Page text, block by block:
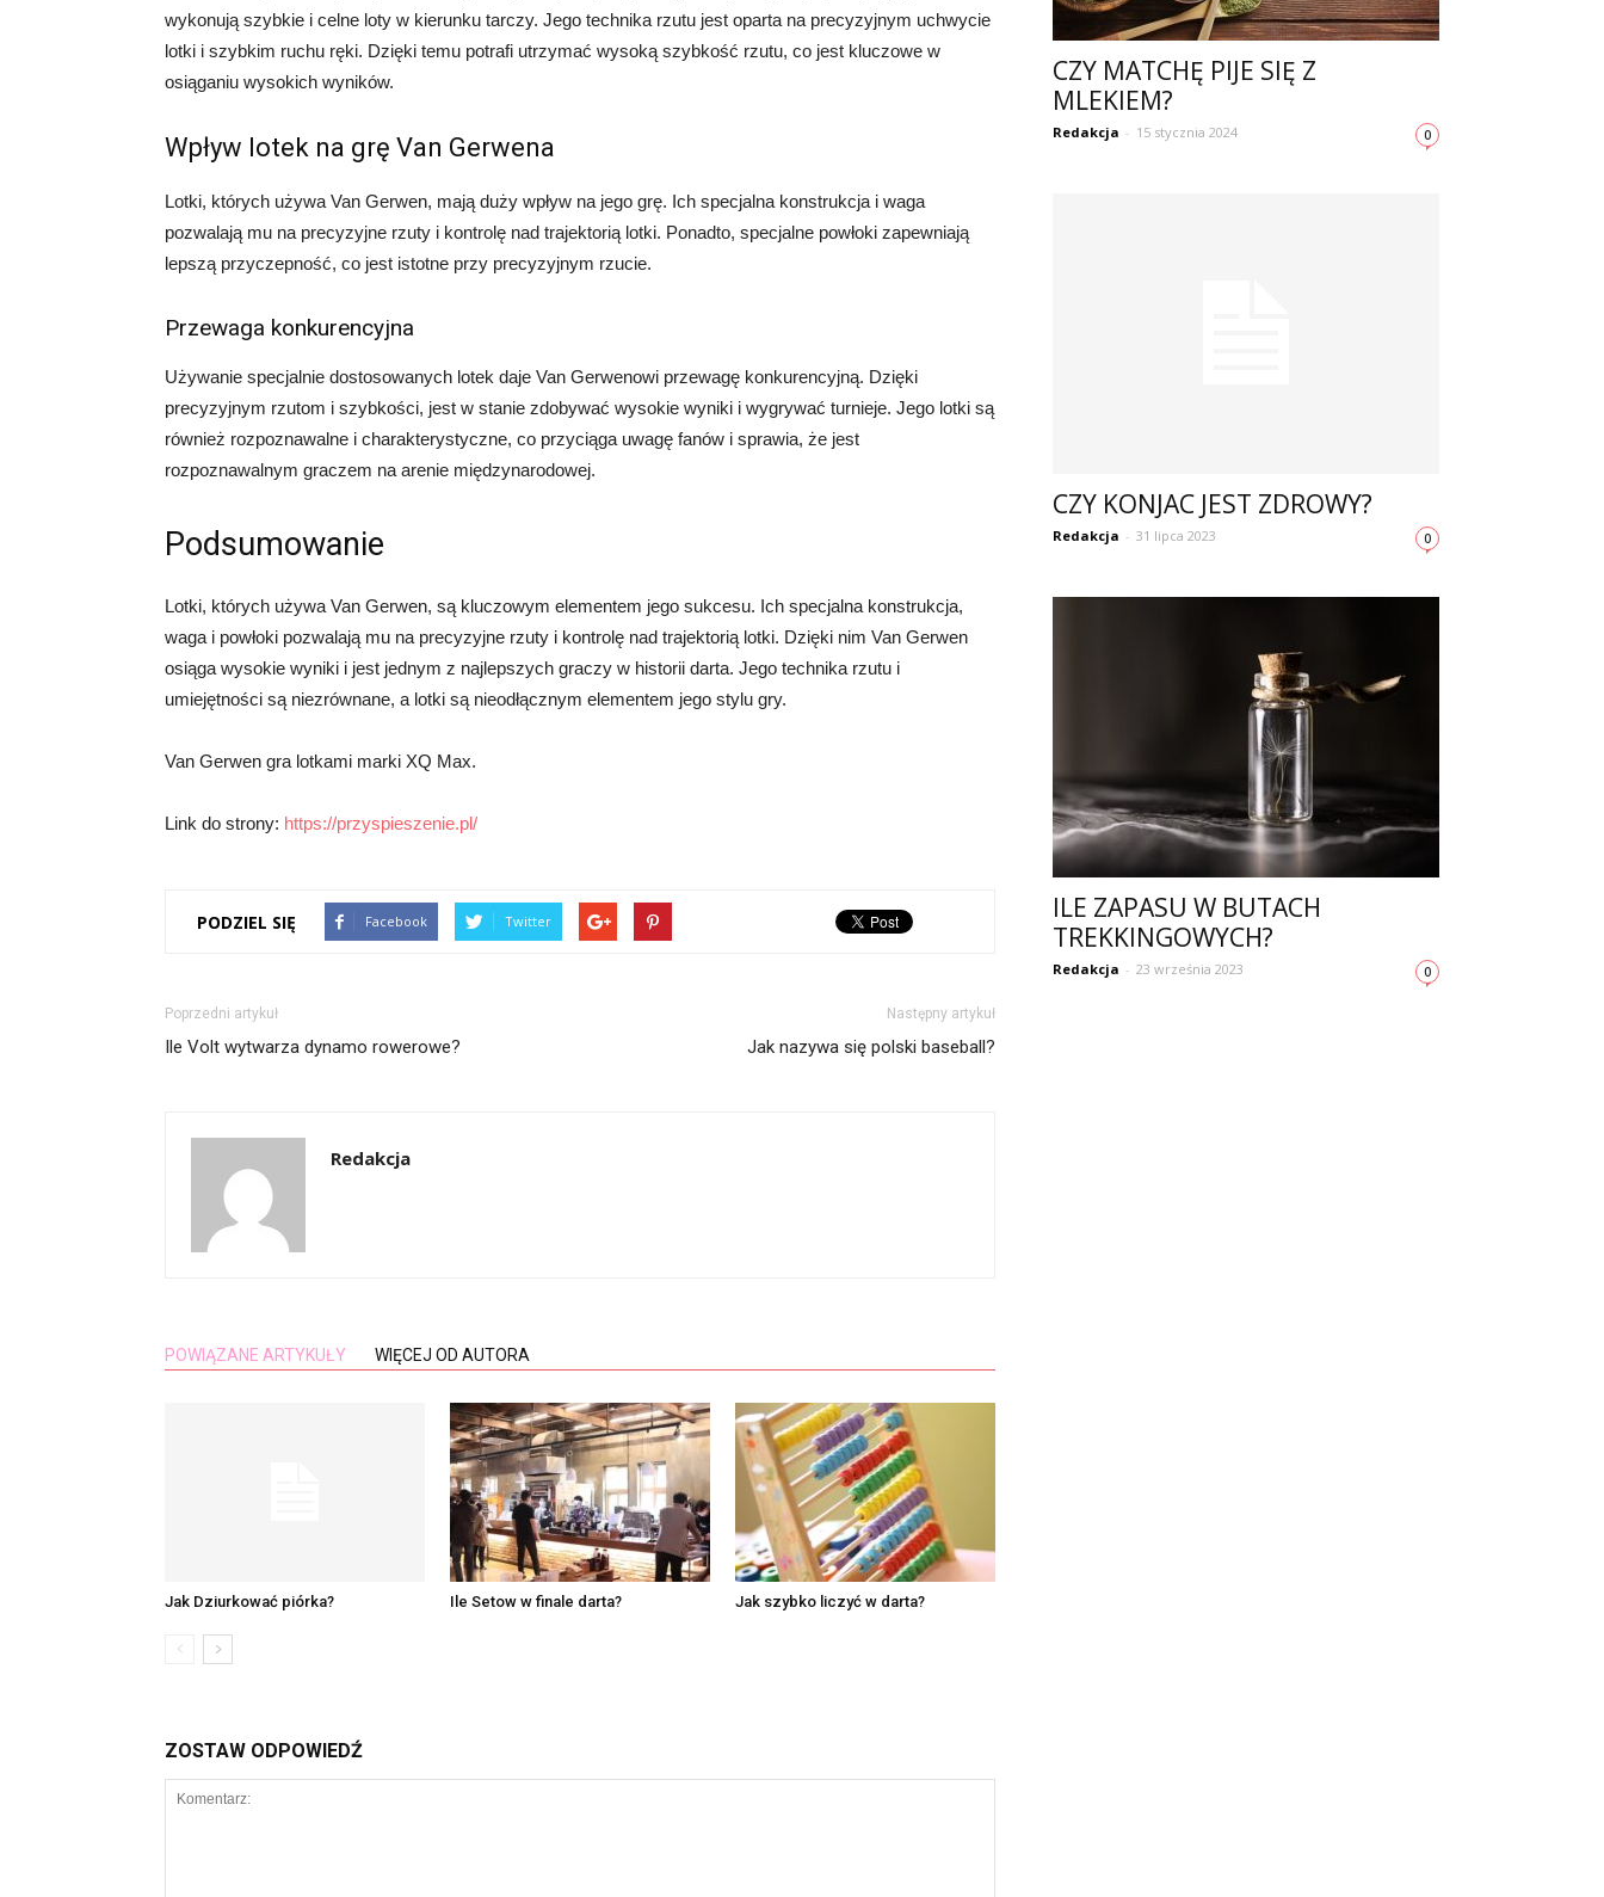
wykonują szybkie i celne loty w kierunku tarczy. Jego technika rzutu jest oparta na precyzyjnym uchwycie
lotki i szybkim ruchu ręki. Dzięki temu potrafi utrzymać wysoką szybkość rzutu, co jest kluczowe w
osiąganiu wysokich wyników.
Wpływ lotek na grę Van Gerwena
Lotki, których używa Van Gerwen, mają duży wpływ na jego grę. Ich specjalna konstrukcja i waga
pozwalają mu na precyzyjne rzuty i kontrolę nad trajektorią lotki. Ponadto, specjalne powłoki zapewniają
lepszą przyczepność, co jest istotne przy precyzyjnym rzucie.
Przewaga konkurencyjna
Używanie specjalnie dostosowanych lotek daje Van Gerwenowi przewagę konkurencyjną. Dzięki
precyzyjnym rzutom i szybkości, jest w stanie zdobywać wysokie wyniki i wygrywać turnieje. Jego lotki są
również rozpoznawalne i charakterystyczne, co przyciąga uwagę fanów i sprawia, że jest
rozpoznawalnym graczem na arenie międzynarodowej.
Podsumowanie
Lotki, których używa Van Gerwen, są kluczowym elementem jego sukcesu. Ich specjalna konstrukcja,
waga i powłoki pozwalają mu na precyzyjne rzuty i kontrolę nad trajektorią lotki. Dzięki nim Van Gerwen
osiąga wysokie wyniki i jest jednym z najlepszych graczy w historii darta. Jego technika rzutu i
umiejętności są niezrównane, a lotki są nieodłącznym elementem jego stylu gry.
Van Gerwen gra lotkami marki XQ Max.
Link do strony: https://przyspieszenie.pl/
PODZIEL SIĘ Facebook Twitter
Poprzedni artykuł
Ile Volt wytwarza dynamo rowerowe?
Następny artykuł
Jak nazywa się polski baseball?
Redakcja
POWIĄZANE ARTYKUŁY WIĘCEJ OD AUTORA
Jak Dziurkować piórka? Ile Setow w finale darta? Jak szybko liczyć w darta?
ZOSTAW ODPOWIEDŹ
CZY MATCHĘ PIJE SIĘ Z
MLEKIEM?
Redakcja - 15 stycznia 2024 0
CZY KONJAC JEST ZDROWY?
Redakcja - 31 lipca 2023 0
ILE ZAPASU W BUTACH
TREKKINGOWYCH?
Redakcja - 23 września 2023 0